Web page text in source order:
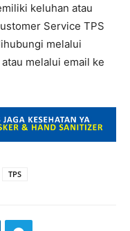
keluhan atau
Service TPS
melalui
melalui email ke
TPS